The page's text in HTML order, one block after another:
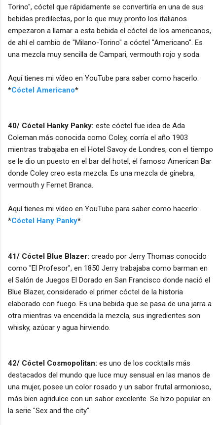
Torino", cóctel que rápidamente se convertiría en una de sus
bebidas predilectas, por lo que muy pronto los italianos
empezaron a llamar a esta bebida el cóctel de los americanos,
de ahí el cambio de "Milano-Torino" a cóctel "Americano". Es
una mezcla muy sencilla de Campari, vermouth rojo y soda.
Aquí tienes mi vídeo en YouTube para saber como hacerlo:
*Cóctel Americano*
40/ Cóctel Hanky Panky: este cóctel fue idea de Ada
Coleman más conocida como Coley, corría el año 1903
mientras trabajaba en el Hotel Savoy de Londres, con el tiempo
se le dio un puesto en el bar del hotel, el famoso American Bar
donde Coley creo esta mezcla. Es una mezcla de ginebra,
vermouth y Fernet Branca.
Aquí tienes mi vídeo en YouTube para saber como hacerlo:
*Cóctel Hany Panky*
41/ Cóctel Blue Blazer: creado por Jerry Thomas conocido
como "El Profesor", en 1850 Jerry trabajaba como barman en
el Salón de Juegos El Dorado en San Francisco donde nació el
Blue Blazer, considerado el primer cóctel de la historia
elaborado con fuego. Es una bebida que se pasa de una jarra a
otra mientras va encendida la mezcla, sus ingredientes son
whisky, azúcar y agua hirviendo.
42/ Cóctel Cosmopolitan: es uno de los cocktails más
destacados del mundo que luce muy sensual en las manos de
una mujer, posee un color rosado y un sabor frutal armonioso,
más bien agridulce con un sabor excelente. Se hizo popular en
la serie "Sex and the city".